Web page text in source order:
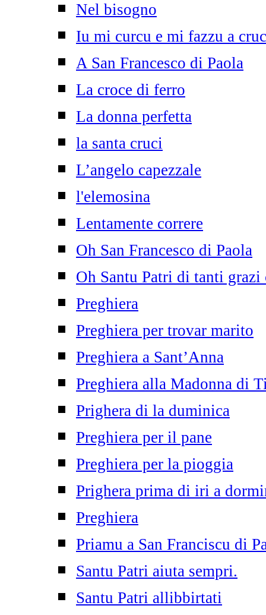
Nel bisogno
Iu mi curcu e mi fazzu a
A San Francesco di Paola
La croce di ferro
La donna perfetta
la santa cruci
L’angelo capezzale
l'elemosina
Lentamente correre
Oh San Francesco di Paola
Oh Santu Patri di tanti grazi
Preghiera
Preghiera per trovar marito
Preghiera a Sant’Anna
Preghiera alla Madonna di
Prighera di la duminica
Preghiera per il pane
Preghiera per la pioggia
Prighera prima di iri a
Preghiera
Priamu a San Franciscu di
Santu Patri aiuta sempri.
Santu Patri allibbirtati